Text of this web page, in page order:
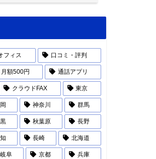
フィス 口コミ・評判
月額500円 通話アプリ
クラウドFAX 東京
神奈川 群馬
秋葉原 長野
長崎 北海道
岐阜 京都 兵庫